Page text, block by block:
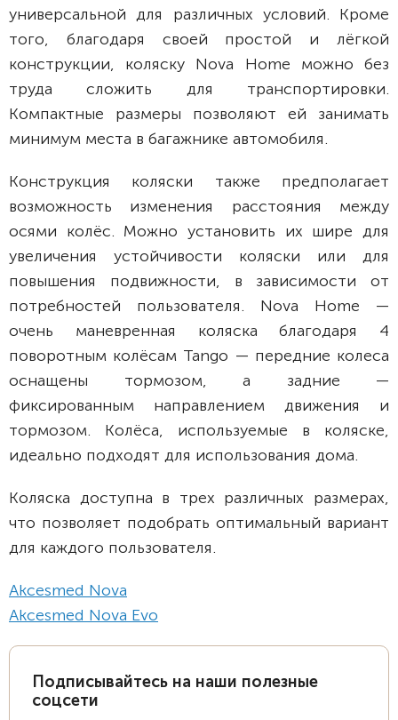
универсальной для различных условий. Кроме
того, благодаря своей простой и лёгкой
конструкции, коляску Nova Home можно без
труда сложить для транспортировки.
Компактные размеры позволяют ей занимать
минимум места в багажнике автомобиля.
Конструкция коляски также предполагает
возможность изменения расстояния между
осями колёс. Можно установить их шире для
увеличения устойчивости коляски или для
повышения подвижности, в зависимости от
потребностей пользователя. Nova Home —
очень маневренная коляска благодаря 4
поворотным колёсам Tango — передние колеса
оснащены тормозом, а задние —
фиксированным направлением движения и
тормозом. Колёса, используемые в коляске,
идеально подходят для использования дома.
Коляска доступна в трех различных размерах,
что позволяет подобрать оптимальный вариант
для каждого пользователя.
Akcesmed Nova
Akcesmed Nova Evo
Подписывайтесь на наши полезные
соцсети